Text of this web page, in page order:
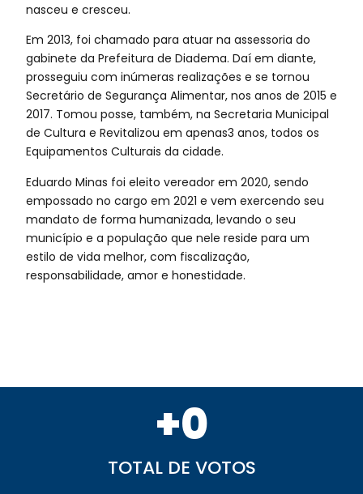
nasceu e cresceu.
Em 2013, foi chamado para atuar na assessoria do
gabinete da Prefeitura de Diadema. Daí em diante,
prosseguiu com inúmeras realizações e se tornou
Secretário de Segurança Alimentar, nos anos de 2015 e
2017. Tomou posse, também, na Secretaria Municipal
de Cultura e Revitalizou em apenas3 anos, todos os
Equipamentos Culturais da cidade.
Eduardo Minas foi eleito vereador em 2020, sendo
empossado no cargo em 2021 e vem exercendo seu
mandato de forma humanizada, levando o seu
município e a população que nele reside para um
estilo de vida melhor, com fiscalização,
responsabilidade, amor e honestidade.
TOTAL DE VOTOS
+0